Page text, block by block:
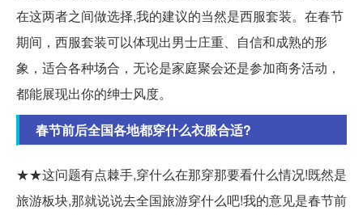
在这两者之间做选择,我的建议的当然是西服套装。在春节
期间，西服套装可以体现出男士庄重、自信和成熟的形
象，适合各种场合，无论是家庭聚会还是参加商务活动，
都能展现出你的绅士风度。
春节前后全国各地都穿什么衣服合适?
★★这问题有点棘手,穿什么在那穿那要看什么情况!既然是
旅游板块,那就说说去全国旅游穿什么吧!我的意见是春节前